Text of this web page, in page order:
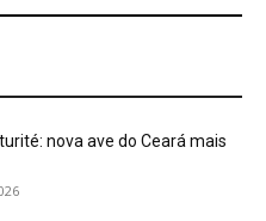
nova ave do Ceará mais